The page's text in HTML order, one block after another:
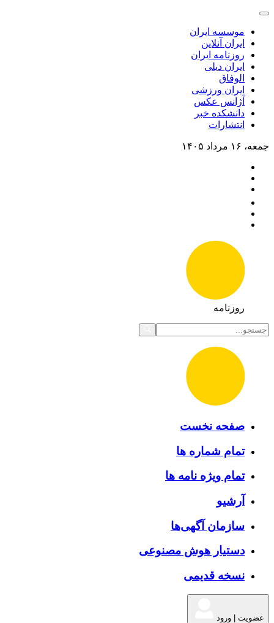
موسسه ایران
ایران آنلاین
روزنامه ایران
ایران دیلی
الوفاق
ایران ورزشی
آژانس عکس
دانشکده خبر
انتشارات
جمعه، ۱۶ مرداد ۱۴۰۵
روزنامه
صفحه نخست
تمام شماره ها
تمام ویژه نامه ها
آرشیو
سازمان آگهی‌ها
دستیار هوش مصنوعی
نسخه قدیمی
عضویت | ورود